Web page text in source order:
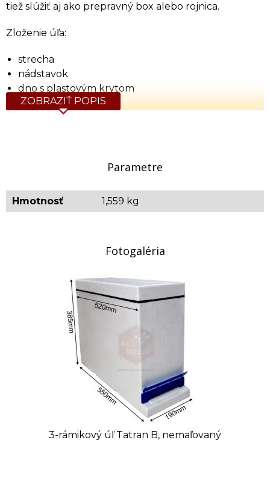
tiež slúžiť aj ako prepravný box alebo rojnica.
Zloženie úľa:
strecha
nádstavok
dno s plastovým krytom
Vonkajšie rozmery v cm (v x š x h): 38,5 x 19 x 52 (55
ZOBRAZIŤ POPIS
Parametre
Hmotnosť 1,559 kg
Fotogaléria
3-rámikový úľ Tatran B, nemaľovaný